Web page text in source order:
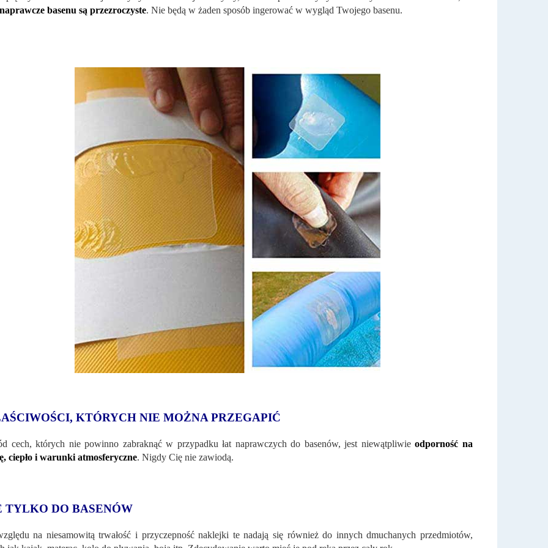
basenu są przezroczyste. Nie będą w żaden sposób ingerować w wygląd Twojego basenu.
KTÓRYCH NIE MOŻNA PRZEGAPIĆ
cech, których nie powinno zabraknąć w przypadku łat naprawczych do basenów, jest niewątpliwieodporność na
ciepło i warunki atmosferyczne. Nigdy Cię nie zawiodą.
TYLKO DO BASENÓW
na niesamowitą trwałość i przyczepność naklejki te nadają się również do innych dmuchanych przedmiotów,